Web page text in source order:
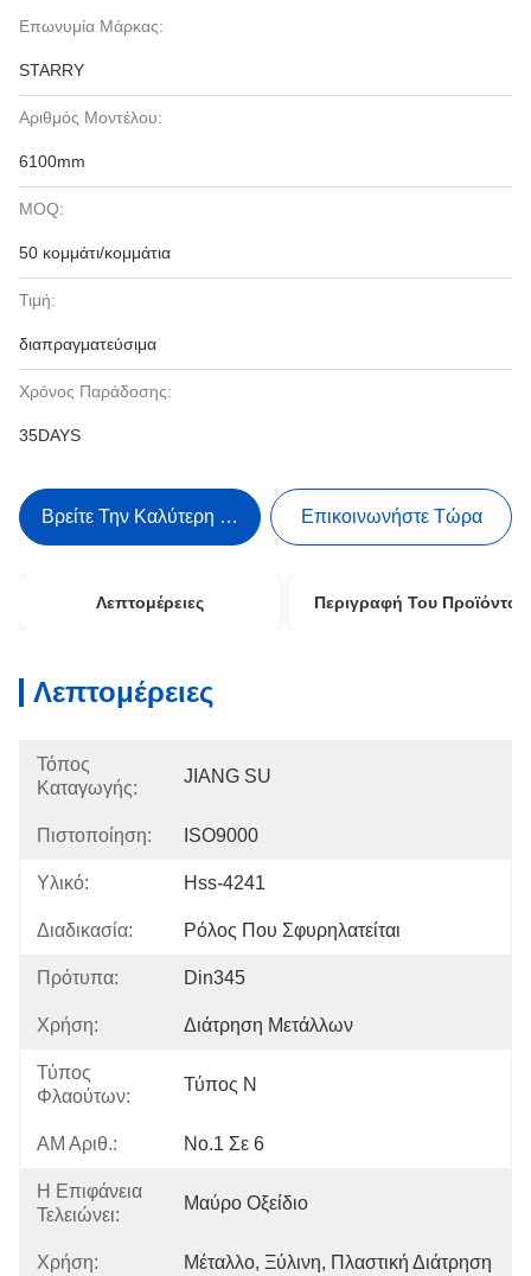
Επωνυμία Μάρκας:
STARRY
Αριθμός Μοντέλου:
6100mm
MOQ:
50 κομμάτι/κομμάτια
Τιμή:
διαπραγματεύσιμα
Χρόνος Παράδοσης:
35DAYS
Βρείτε Την Καλύτερη Τιμή Επικοινωνήστε Τώρα
Λεπτομέρειες Περιγραφή Του Προϊόντος
Λεπτομέρειες
Τόπος
Καταγωγής:
JIANG SU
Πιστοποίηση: ISO9000
Υλικό: Hss-4241
Διαδικασία: Ρόλος Που Σφυρηλατείται
Πρότυπα: Din345
Χρήση: Διάτρηση Μετάλλων
Τύπος
Φλαούτων:
Τύπος Ν
ΑΜ Αριθ.: No.1 Σε 6
Η Επιφάνεια
Τελειώνει:
Μαύρο Οξείδιο
Χρήση: Μέταλλο, Ξύλινη, Πλαστική Διάτρηση